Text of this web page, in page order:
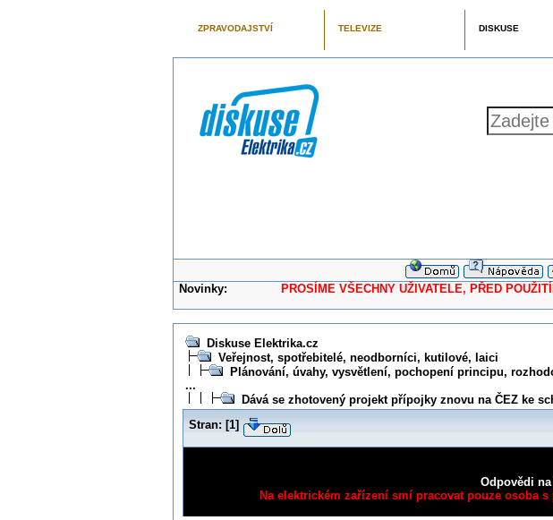
ZPRAVODAJSTVÍ TELEVIZE DISKUSE
Novinky: PROSÍME VŠECHNY UŽIVATELE, PŘED POUŽITÍM
Diskuse Elektrika.cz
Veřejnost, spotřebitelé, neodborníci, kutilové, laici
Plánování, úvahy, vysvětlení, pochopení principu,
...
Dává se zhotovený projekt přípojky znovu na ČEZ ke
Stran: [1]
Odpovědi
Na elektrickém zařízení smí pracovat pouze osoba